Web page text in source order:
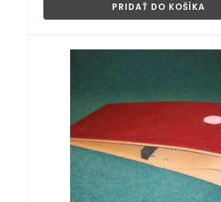
PRIDAŤ DO KOŠÍKA